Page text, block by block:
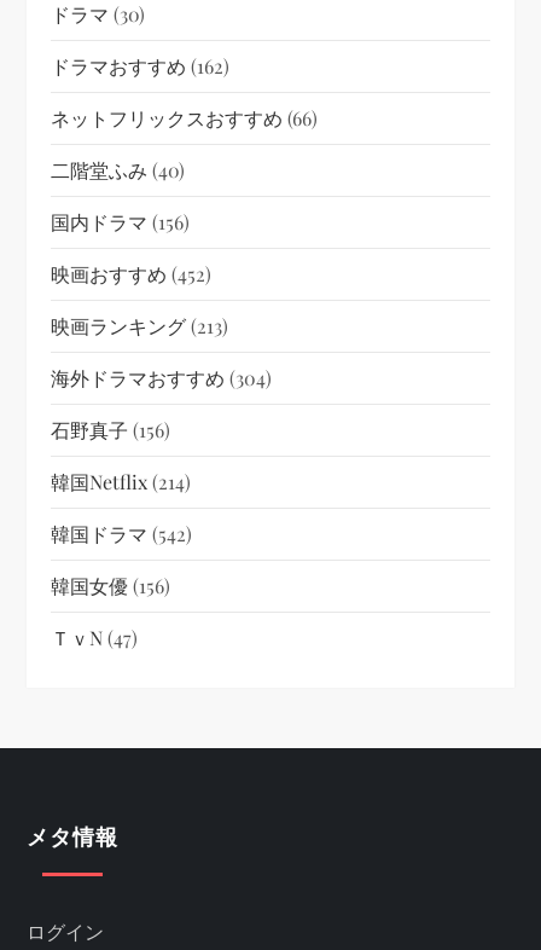
ドラマ (30)
ドラマおすすめ (162)
ネットフリックスおすすめ (66)
二階堂ふみ (40)
国内ドラマ (156)
映画おすすめ (452)
映画ランキング(213)
海外ドラマおすすめ (304)
石野真子 (156)
韓国netflix(214)
韓国ドラマ (542)
韓国女優(156)
ＴｖN(47)
メタ情報
ログイン